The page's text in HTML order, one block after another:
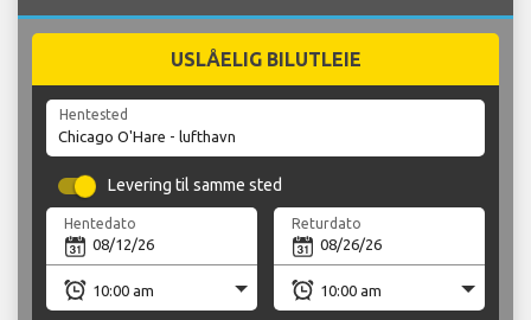
USLÅELIG BILUTLEIE
Hentested
Levering til samme sted
Hentedato Returdato